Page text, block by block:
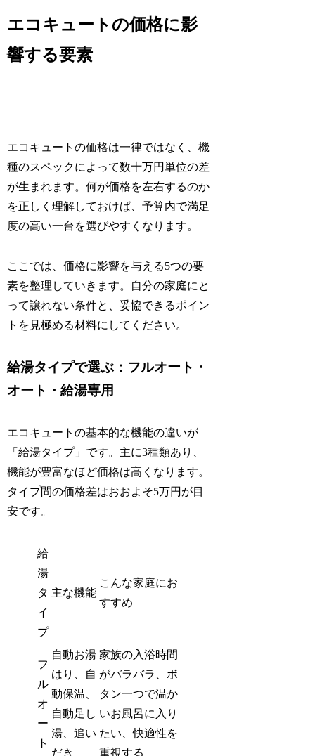
エコキュートの価格に影
響する要素
エコキュートの価格は一律ではなく、機
種のスペックによって数十万円単位の差
が生まれます。何が価格を左右するのか
を正しく理解しておけば、予算内で満足
度の高い一台を選びやすくなります。
ここでは、価格に影響を与える5つの要
素を整理していきます。自分の家庭にと
って譲れない条件と、妥協できるポイン
トを見極める材料にしてください。
給湯タイプで選ぶ：フルオート・
オート・給湯専用
エコキュートの基本的な機能の違いが
「給湯タイプ」です。主に3種類あり、
機能が豊富なほど価格は高くなります。
タイプ間の価格差はおおよそ5万円が目
安です。
給
湯
タ
イ
プ
主な機能
こんな家庭にお
すすめ
フ
ル
オ
ー
ト
自動お湯
はり、自
動保温、
自動足し
湯、追い
だき
家族の入浴時間
がバラバラ、ボ
タン一つで温か
いお風呂に入り
たい、快適性を
重視する